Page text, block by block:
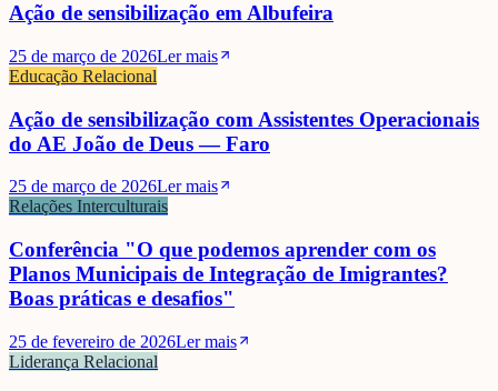
Ação de sensibilização em Albufeira
25 de março de 2026Ler mais
Educação Relacional
Ação de sensibilização com Assistentes Operacionais
do AE João de Deus — Faro
25 de março de 2026Ler mais
Relações Interculturais
Conferência "O que podemos aprender com os
Planos Municipais de Integração de Imigrantes?
Boas práticas e desafios"
25 de fevereiro de 2026Ler mais
Liderança Relacional